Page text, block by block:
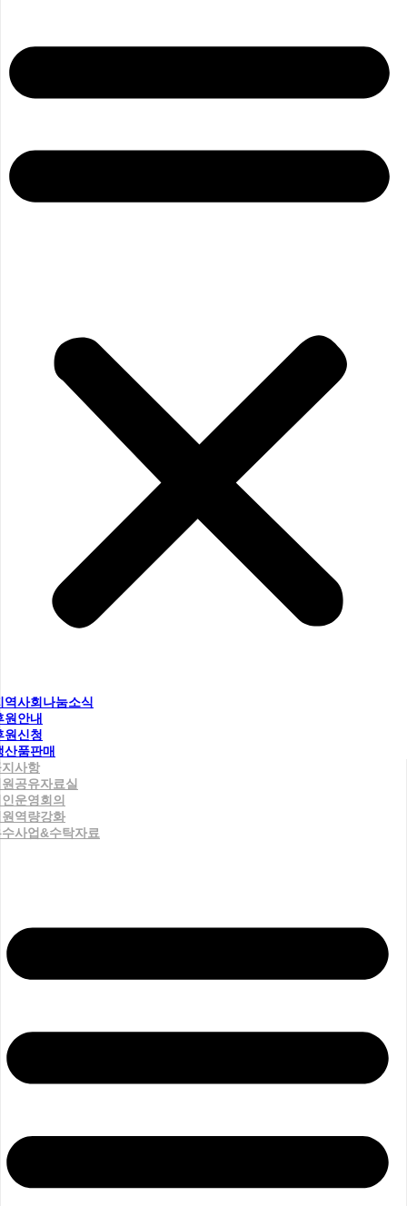
역사회나눔소식
원안내
원신청
산품판매
사항
공유자료실
운영회의
역량강화
사업&수탁자료